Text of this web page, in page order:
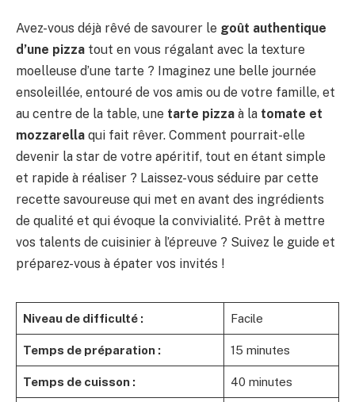
Avez-vous déjà rêvé de savourer le goût authentique
d’une pizza tout en vous régalant avec la texture
moelleuse d’une tarte ? Imaginez une belle journée
ensoleillée, entouré de vos amis ou de votre famille, et
au centre de la table, une tarte pizza à la tomate et
mozzarella qui fait rêver. Comment pourrait-elle
devenir la star de votre apéritif, tout en étant simple
et rapide à réaliser ? Laissez-vous séduire par cette
recette savoureuse qui met en avant des ingrédients
de qualité et qui évoque la convivialité. Prêt à mettre
vos talents de cuisinier à l’épreuve ? Suivez le guide et
préparez-vous à épater vos invités !
Niveau de difficulté : Facile
Temps de préparation : 15 minutes
Temps de cuisson : 40 minutes